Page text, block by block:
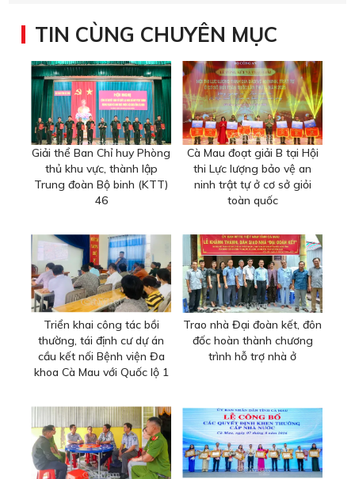
TIN CÙNG CHUYÊN MỤC
Giải thể Ban Chỉ huy Phòng
thủ khu vực, thành lập
Trung đoàn Bộ binh (KTT)
46
Cà Mau đoạt giải B tại Hội
thi Lực lượng bảo vệ an
ninh trật tự ở cơ sở giỏi
toàn quốc
Triển khai công tác bồi
thường, tái định cư dự án
cầu kết nối Bệnh viện Đa
khoa Cà Mau với Quốc lộ 1
Trao nhà Đại đoàn kết, đôn
đốc hoàn thành chương
trình hỗ trợ nhà ở